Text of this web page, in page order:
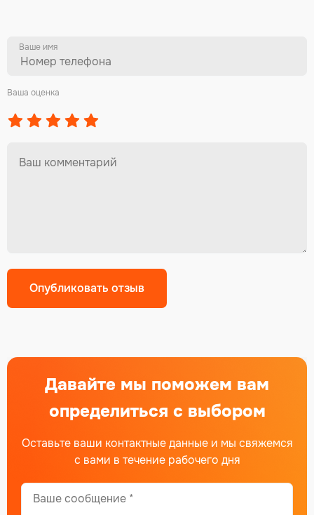
Ваше имя
Ваша оценка
Давайте мы поможем вам
определиться с выбором
Оставьте ваши контактные данные и мы свяжемся
с вами в течение рабочего дня